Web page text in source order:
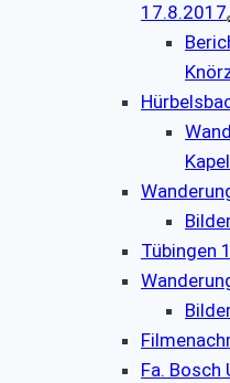
17.8.2017
Tübingen
Fa. Bosch